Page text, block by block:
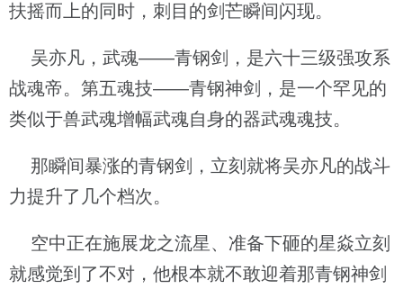
扶摇而上的同时，刺目的剑芒瞬间闪现。
吴亦凡，武魂——青钢剑，是六十三级强攻系
战魂帝。第五魂技——青钢神剑，是一个罕见的
类似于兽武魂增幅武魂自身的器武魂魂技。
那瞬间暴涨的青钢剑，立刻就将吴亦凡的战斗
力提升了几个档次。
空中正在施展龙之流星、准备下砸的星焱立刻
就感觉到了不对，他根本就不敢迎着那青钢神剑